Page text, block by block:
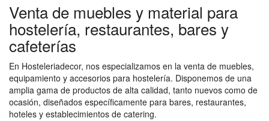
Venta de muebles y material para
hostelería, restaurantes, bares y
cafeterías
En Hosteleriadecor, nos especializamos en la venta de muebles,
equipamiento y accesorios para hostelería. Disponemos de una
amplia gama de productos de alta calidad, tanto nuevos como de
ocasión, diseñados específicamente para bares, restaurantes,
hoteles y establecimientos de catering.